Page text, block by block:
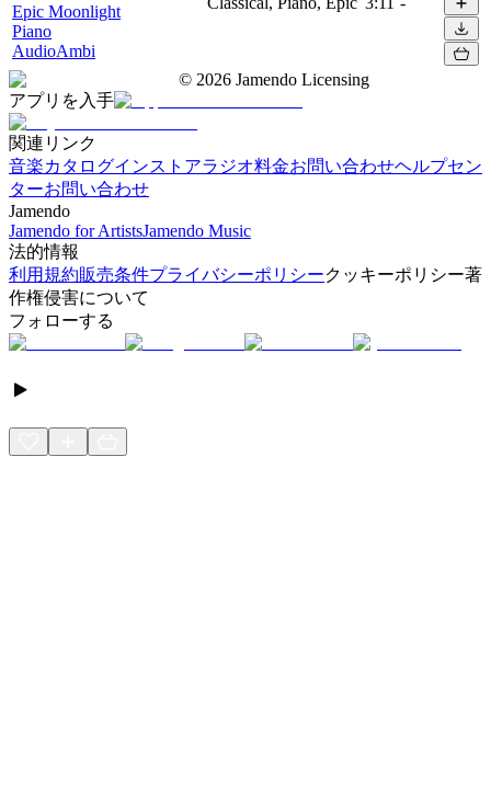
Epic Moonlight
Piano
AudioAmbi
© 2026 Jamendo Licensing
アプリを入手
関連リンク
音楽カタログインストアラジオ料金お問い合わせヘルプセン
ターお問い合わせ
Jamendo
Jamendo for ArtistsJamendo Music
法的情報
利用規約販売条件プライバシーポリシークッキーポリシー著
作権侵害について
フォローする